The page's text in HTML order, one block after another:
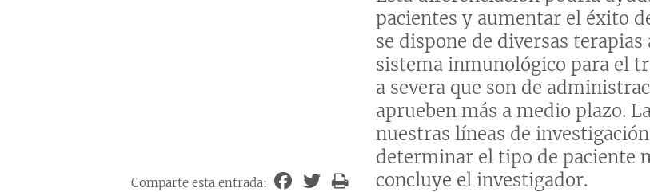
pacientes y aumentar el éxito
se dispone de diversas
sistema inmunológico para el
a severa que son de
aprueben más a medio plazo.
nuestras líneas de
determinar el tipo de paciente
concluye el investigador.
Comparte esta entrada: